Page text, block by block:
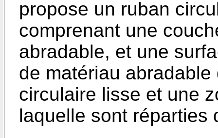
propose un ruban
comprenant une
abradable, et une
de matériau
circulaire lisse et une
laquelle sont réparties